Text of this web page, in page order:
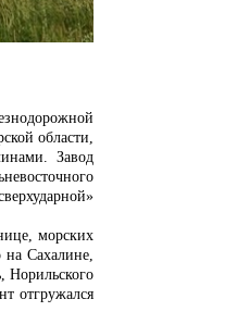
области,
Завод
морских
на Сахалине,
Норильского
отгружался